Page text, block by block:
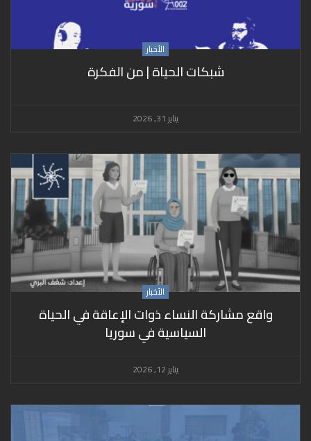
الأخبار
شبكات الحياة | من الفكرة
يناير 31, 2026
الأخبار
واقع مشاركة النساء ذوات الإعاقة في الحياة
السياسية في سوريا
يناير 12, 2026